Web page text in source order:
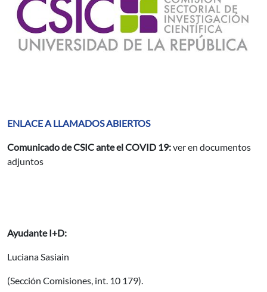
ENLACE A LLAMADOS ABIERTOS
Comunicado de CSIC ante el COVID 19:ver en documentos
adjuntos
Ayudante I+D:
Luciana Sasiain
(Sección Comisiones, int. 10 179).